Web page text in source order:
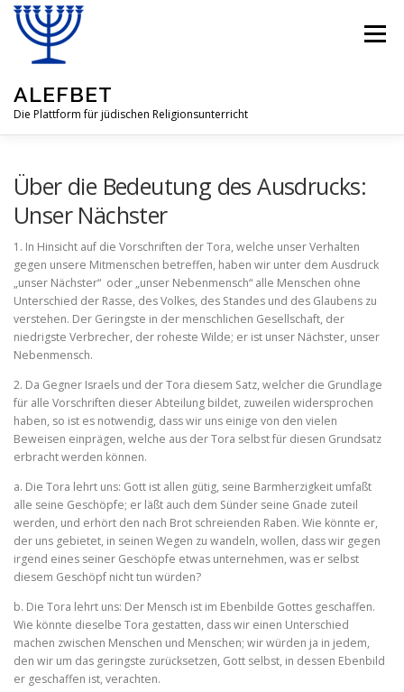
Zum
Inhalt
springen
ALEFBET
Die Plattform für jüdischen Religionsunterricht
Menü
GASTBEITRÄGE ÜBER UNSERE IDEE
Über die Bedeutung des Ausdrucks:
Unser Nächster
1. In Hinsicht auf die Vorschriften der Tora, welche unser Verhalten
gegen unsere Mitmenschen betreffen, haben wir unter dem Ausdruck
„unser Nächster“ oder „unser Nebenmensch“ alle Menschen ohne
Unterschied der Rasse, des Volkes, des Standes und des Glaubens zu
verstehen. Der Geringste in der menschlichen Gesellschaft, der
niedrigste Verbrecher, der roheste Wilde; er ist unser Nächster, unser
Nebenmensch.
2. Da Gegner Israels und der Tora diesem Satz, welcher die Grund­lage
für alle Vorschriften dieser Abteilung bildet, zuweilen widersprochen
haben, so ist es notwendig, dass wir uns einige von den vielen
Beweisen einprägen, welche aus der Tora selbst für diesen Grundsatz
erbracht werden können.
a. Die Tora lehrt uns: Gott ist allen gütig, seine Barmherzigkeit umfaßt
alle seine Geschöpfe; er läßt auch dem Sünder seine Gnade zuteil
werden, und erhört den nach Brot schreienden Raben. Wie könnte er,
der uns gebietet, in seinen Wegen zu wandeln, wollen, dass wir gegen
irgend eines seiner Geschöpfe etwas unternehmen, was er selbst
diesem Geschöpf nicht tun würden?
b. Die Tora lehrt uns: Der Mensch ist im Ebenbilde Gottes geschaffen.
Wie könnte dieselbe Tora gestatten, dass wir einen Unterschied
machen zwischen Menschen und Menschen; wir würden ja in jedem,
den wir um das geringste zurücksetzen, Gott selbst, in dessen Ebenbild
er geschaffen ist, verachten.